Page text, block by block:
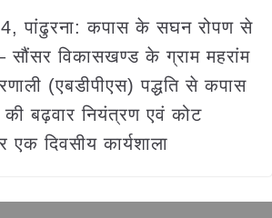
पांढुरना: कपास के सघन रोपण से
सौंसर विकासखण्ड के ग्राम महरांम
(एबडीपीएस) पद्धति से कपास
की बढ़वार नियंत्रण एवं कोट
एक दिवसीय कार्यशाला